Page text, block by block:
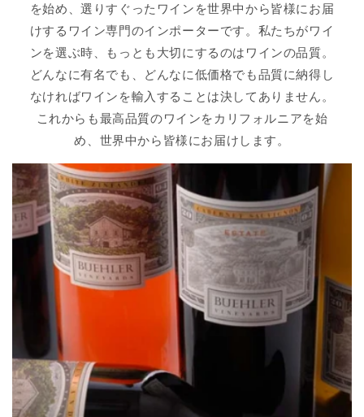
を始め、選りすぐったワインを世界中から皆様にお届
けするワイン専門のインポーターです。私たちがワイ
ンを選ぶ時、もっとも大切にするのはワインの品質。
どんなに有名でも、どんなに低価格でも品質に納得し
なければワインを輸入することは決してありません。
これからも最高品質のワインをカリフォルニアを始
め、世界中から皆様にお届けします。